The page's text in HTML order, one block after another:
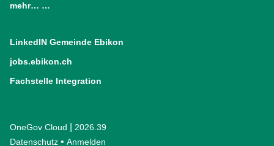
mehr… …
LinkedIN Gemeinde Ebikon
jobs.ebikon.ch
Fachstelle Integration
OneGov Cloud (External Link)
2026.39
Datenschutz (External Link)
Anmelden